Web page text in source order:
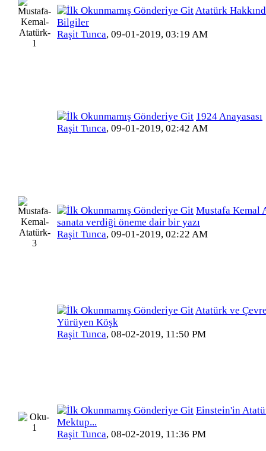
Atatürk
Bilgiler
Raşit Tunca, 09-01-2019, 03:19 AM
1924 Anayasası
Raşit Tunca, 09-01-2019, 02:42 AM
Mustafa Kemal
sanata verdiği öneme dair bir yazı
Raşit Tunca, 09-01-2019, 02:22 AM
Atatürk ve
Yürüyen Köşk
Raşit Tunca, 08-02-2019, 11:50 PM
Einstein'in
Mektup...
Raşit Tunca, 08-02-2019, 11:36 PM